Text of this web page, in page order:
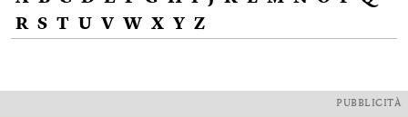
R S T U V W X Y Z
PUBBLICITÀ